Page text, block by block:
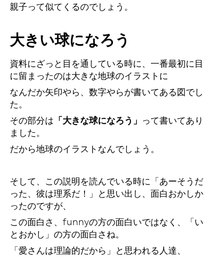
親子って似てくるのでしょう。
大きい球になろう
資料にざっと目を通している時に、一番最初に目
に留まったのは大きな地球のイラストに
なんだか矢印やら、数字やらが書いてある図でし
た。
その部分は 「大きな球になろう」 って書いてあり
ました。
だから地球のイラストなんでしょう。
そして、この説明を読んでいる時に「あーそうだ
った、彼は理系だ！」と思い出し、面白おかしか
ったのですが、
この面白さ、funnyの方の面白いではなく、「い
とおかし」の方の面白さね。
「愛さんは理論的だから」と思われる人達、